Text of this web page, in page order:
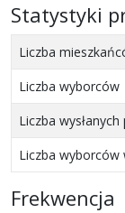
Statystyki
Liczba
Liczba wyborców
Liczba
Liczba wyborców
Frekwencja